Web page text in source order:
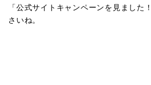
「公式サイトキャンペーンを見ました
さいね。